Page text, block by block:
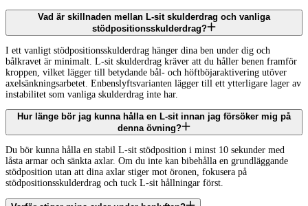
Vad är skillnaden mellan L-sit skulderdrag och vanliga
stödpositionsskulderdrag?
I ett vanligt stödpositionsskulderdrag hänger dina ben under dig och
bålkravet är minimalt. L-sit skulderdrag kräver att du håller benen framför
kroppen, vilket lägger till betydande bål- och höftböjaraktivering utöver
axelsänkningsarbetet. Enbenslyftsvarianten lägger till ett ytterligare lager av
instabilitet som vanliga skulderdrag inte har.
Hur länge bör jag kunna hålla en L-sit innan jag försöker mig på
denna övning?
Du bör kunna hålla en stabil L-sit stödposition i minst 10 sekunder med
låsta armar och sänkta axlar. Om du inte kan bibehålla en grundläggande
stödposition utan att dina axlar stiger mot öronen, fokusera på
stödpositionsskulderdrag och tuck L-sit hållningar först.